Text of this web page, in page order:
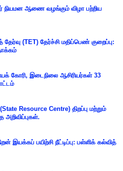
நியமன ஆணை வழங்கும் விழா பற்றிய
தேர்வு (TET) தேர்ச்சி மதிப்பெண் குறைப்பு:
கோரி, இடைநிலை ஆசிரியர்கள் 33
Resource Centre) திறப்பு மற்றும்
அறிவிப்புகள்.
இயக்கப் பயிற்சி நீட்டிப்பு: பள்ளிக் கல்வித்